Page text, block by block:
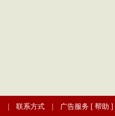
联系方式| 广告服务[ 帮助 ]